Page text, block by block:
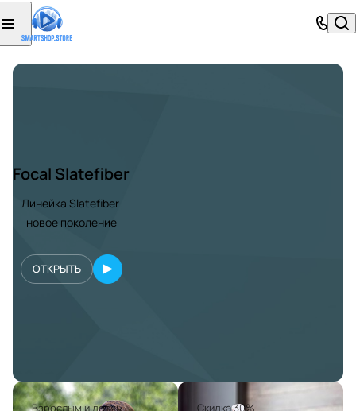
Focal Slatefiber
Линейка Slatefiber
новое поколение
ОТКРЫТЬ
Взрослым и детям Скидка 30%